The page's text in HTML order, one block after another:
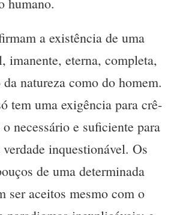
humano.
a existência de uma
imanente, eterna, completa,
natureza como do homem.
tem uma exigência para crê-
necessário e suficiente para
inquestionável. Os
de uma determinada
ser aceitos mesmo com o